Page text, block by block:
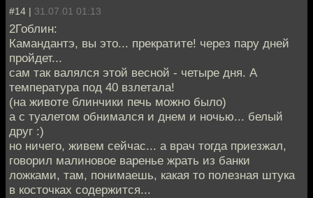
#14 | 31.07.01 01:13
2Гоблин:
Камандантэ, вы это... прекратите! через пару дней
пройдет...
сам так валялся этой весной - четыре дня. А
температура под 40 взлетала!
(на животе блинчики печь можно было)
а с туалетом обнимался и днем и ночью... белый
друг :)
но ничего, живем сейчас... а врач тогда приезжал,
говорил малиновое варенье жрать из банки
ложками, там, понимаешь, какая то полезная штука
в косточках содержится...